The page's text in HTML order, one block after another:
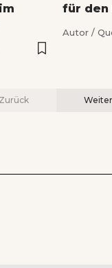
für den
Autor /
Zurück Weiter